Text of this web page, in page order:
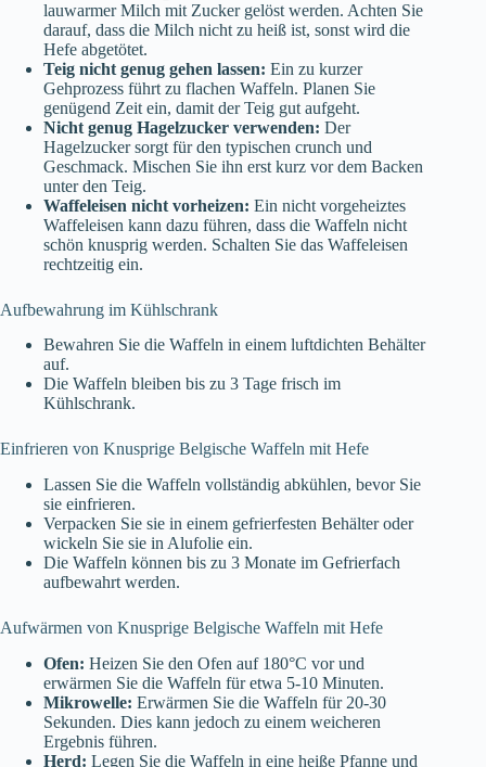
lauwarmer Milch mit Zucker gelöst werden. Achten Sie
darauf, dass die Milch nicht zu heiß ist, sonst wird die
Hefe abgetötet.
Teig nicht genug gehen lassen: Ein zu kurzer
Gehprozess führt zu flachen Waffeln. Planen Sie
genügend Zeit ein, damit der Teig gut aufgeht.
Nicht genug Hagelzucker verwenden: Der
Hagelzucker sorgt für den typischen crunch und
Geschmack. Mischen Sie ihn erst kurz vor dem Backen
unter den Teig.
Waffeleisen nicht vorheizen: Ein nicht vorgeheiztes
Waffeleisen kann dazu führen, dass die Waffeln nicht
schön knusprig werden. Schalten Sie das Waffeleisen
rechtzeitig ein.
Aufbewahrung im Kühlschrank
Bewahren Sie die Waffeln in einem luftdichten Behälter
auf.
Die Waffeln bleiben bis zu 3 Tage frisch im
Kühlschrank.
Einfrieren von Knusprige Belgische Waffeln mit Hefe
Lassen Sie die Waffeln vollständig abkühlen, bevor Sie
sie einfrieren.
Verpacken Sie sie in einem gefrierfesten Behälter oder
wickeln Sie sie in Alufolie ein.
Die Waffeln können bis zu 3 Monate im Gefrierfach
aufbewahrt werden.
Aufwärmen von Knusprige Belgische Waffeln mit Hefe
Ofen: Heizen Sie den Ofen auf 180°C vor und
erwärmen Sie die Waffeln für etwa 5-10 Minuten.
Mikrowelle: Erwärmen Sie die Waffeln für 20-30
Sekunden. Dies kann jedoch zu einem weicheren
Ergebnis führen.
Herd: Legen Sie die Waffeln in eine heiße Pfanne und